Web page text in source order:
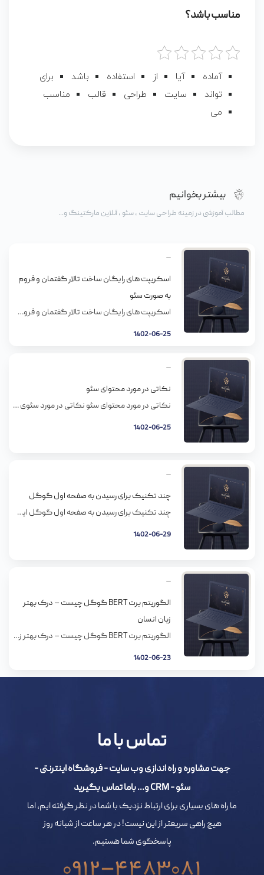
مناسب باشد؟
آماده آیا از استفاده باشد
برای
تواند
سایت طراحی قالب
مناسب
می
بیشتر بخوانیم
مطالب آموزشی در زمینه طراحی سایت ، سئو ، آنلاین مارکتینگ و...
اسکریپت های رایگان ساخت تالار گفتمان و فروم
به صورت سئو
اسکریپت های رایگان ساخت تالار گفتمان و فروم به صورت سئو در این مقاله سعی داریم که چند نمونه از نرم افزارهای رایگان ساخت فروم و تالار گفتگو که به صورت سئو طراحی شده اند را معرفی کنیم. اسکریپت های ساخت فروم در محیط وب بسیار هستند ولی در این مقاله سعی دارم دو اسکریپت […]
1402-06-25
نکاتی در مورد محتوای سئو
نکاتی در مورد محتوای سئو نکاتی در مورد سئوی محتوا از مطالب خاص استفاده کنید یه متن سئو شده همیشه خاصه و اگه دیگران از روش کپی کنن، باز هم از بین کپی هاش بهترینه. گوگل داره به سختی با “مطالب تکراری” مبارزه می کنه، پس با وسوسه ی استفاده از توصیفات پیش ساخته برای […]
1402-06-25
چند تکنیک برای رسیدن به صفحه اول گوگل
چند تکنیک برای رسیدن به صفحه اول گوگل این را هم در نظر داشته باشید که ۷۵% درصد کاربران فقط صفحه اول را مشاهده می کنند. یعنی فرقی ندارد که شما صفحه دوم باشید یا صفحه دهم پس تمرکز خودتان را باید بزارید روی صفحه اول پیشنهاد می کنیم این مطلب را مطالعه کنید چون […]
1402-06-29
الگوریتم برت BERT گوگل چیست – درک بهتر
زبان انسان
الگوریتم برت BERT گوگل چیست – درک بهتر زبان انسان الگوریتم برت BERT گوگل چیست؟ آیا می‌دانید الگوریتم برت گوگل چیست و چگونه کار می‌کند؟ گوگل دائماً در حال بهتر کردن نتایجی است که به کاربران نشان می‌دهد و این کار را با معرفی الگوریتم‌های جدید انجام می‌دهد. جدیدترین مدل معرفی شده توسط گوگل، الگوریتم […]
1402-06-23
تماس با ما
جهت مشاوره و راه اندازی وب سایت - فروشگاه اینترنتی -
سئو - CRM و... باما تماس بگیرید
ما راه های بسیاری برای ارتباط نزدیک با شما در نظر گرفته ایم، اما
هیچ راهی سریعتر از این نیست! در هر ساعت از شبانه روز
پاسخگوی شما هستیم.
0912-4483081